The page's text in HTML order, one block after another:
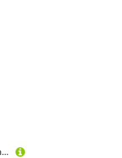
Zielstock Jagd Dreibein, Pirschstock Jagd oder Schießstock Jagd, mit Schnellverschlußsystem – Verstellbar von 55cm bis 150cm-black/1.5m